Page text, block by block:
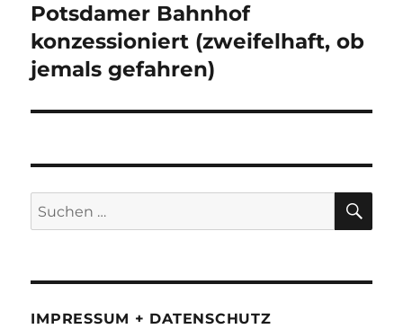
Potsdamer Bahnhof
konzessioniert (zweifelhaft, ob
jemals gefahren)
Suchen
nach:
IMPRESSUM + DATENSCHUTZ